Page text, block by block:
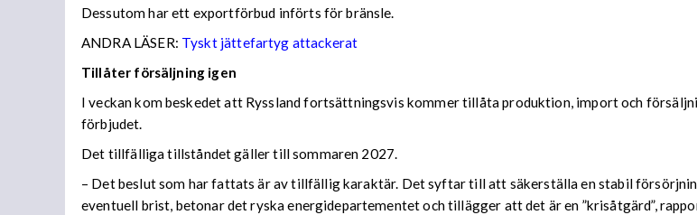
Dessutom har ett exportförbud införts för bränsle.
ANDRA LÄSER: Tyskt jättefartyg attackerat
Tillåter försäljning igen
I veckan kom beskedet att Ryssland fortsättningsvis kommer tillåta produktion, import och
förbjudet.
Det tillfälliga tillståndet gäller till sommaren 2027.
– Det beslut som har fattats är av tillfällig karaktär. Det syftar till att säkerställa en stabil
eventuell brist, betonar det ryska energidepartementet och tillägger att det är en ”krisåtgärd”,